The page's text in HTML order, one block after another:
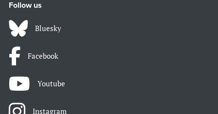
Follow us
Bluesky
Facebook
Youtube
Instagram